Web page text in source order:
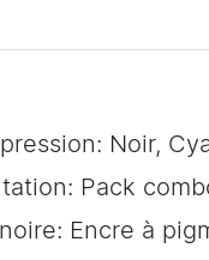
Noir,
Pack
Encre à